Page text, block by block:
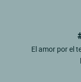
El amor por el